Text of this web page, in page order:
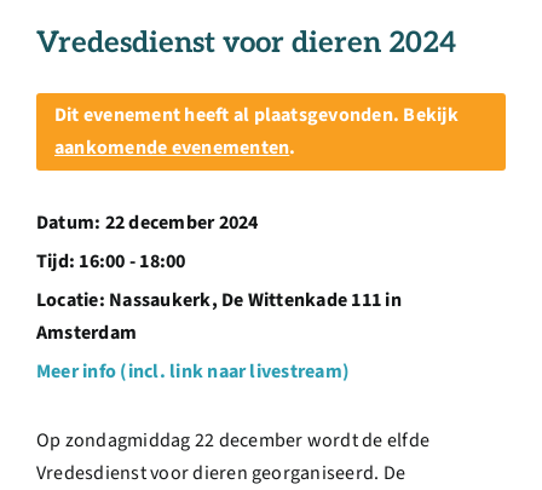
Ondernemer
Contact
Doneren
Shop
Vredesdienst voor dieren 2024
Dit evenement heeft al plaatsgevonden. Bekijk
aankomende evenementen.
Datum: 22 december 2024
Tijd: 16:00 - 18:00
Locatie: Nassaukerk, De Wittenkade 111 in
Amsterdam
Meer info (incl. link naar livestream)
Op zondagmiddag 22 december wordt de elfde
Vredesdienst voor dieren georganiseerd. De